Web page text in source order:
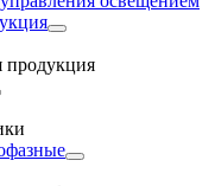
продукция